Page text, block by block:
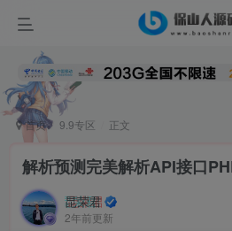
首页 9.9专区 正文
解析预测完美解析API接口
昆荣君
2年前更新